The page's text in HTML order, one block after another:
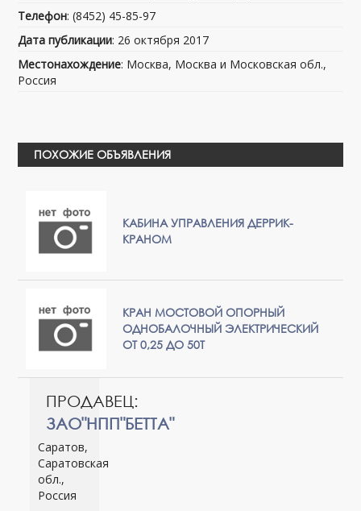
Телефон: (8452) 45-85-97
Дата публикации: 26 октября 2017
Местонахождение: Москва, Москва и Московская обл.,
Россия
ПОХОЖИЕ ОБЪЯВЛЕНИЯ
КАБИНА УПРАВЛЕНИЯ ДЕРРИК-
КРАНОМ
КРАН МОСТОВОЙ ОПОРНЫЙ
ОДНОБАЛОЧНЫЙ ЭЛЕКТРИЧЕСКИЙ
ОТ 0,25 ДО 50Т
ПРОДАВЕЦ:
ЗАО"НПП"БЕТТА"
Саратов,
Саратовская
обл.,
Россия